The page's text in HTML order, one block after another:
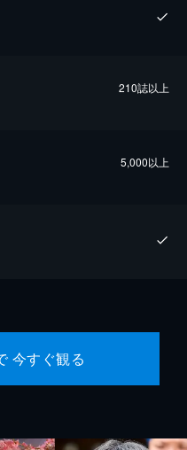
210誌以上
5,000以上
今すぐ観る